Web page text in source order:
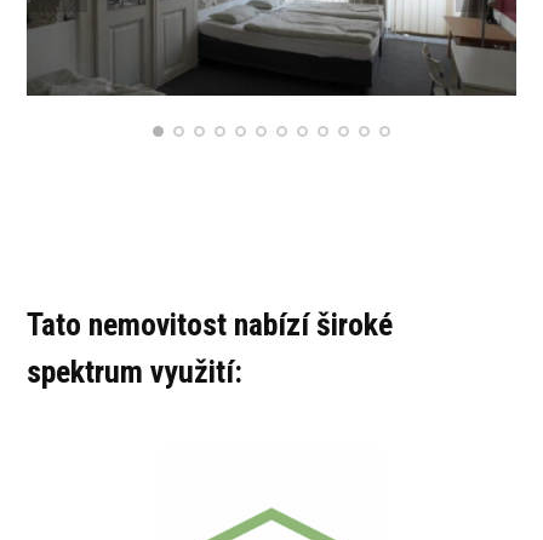
Tato nemovitost nabízí široké
spektrum využití: